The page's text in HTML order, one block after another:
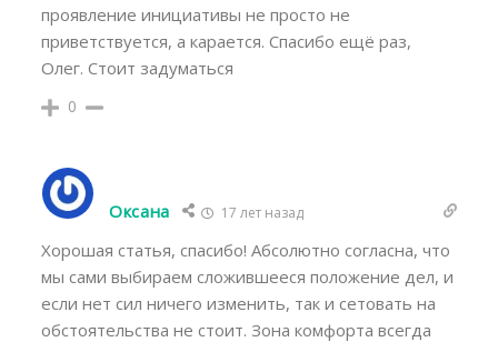
проявление инициативы не просто не
приветствуется, а карается. Спасибо ещё раз,
Олег. Стоит задуматься
0
Оксана 17 лет назад
Хорошая статья, спасибо! Абсолютно согласна, что
мы сами выбираем сложившееся положение дел, и
если нет сил ничего изменить, так и сетовать на
обстоятельства не стоит. Зона комфорта всегда